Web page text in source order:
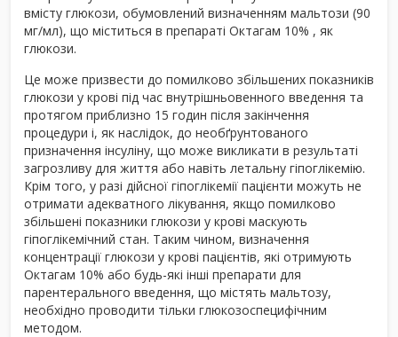
вмісту глюкози, обумовлений визначенням мальтози (90
мг/мл), що міститься в препараті Октагам 10% , як
глюкози.
Це може призвести до помилково збільшених показників
глюкози у крові під час внутрішньовенного введення та
протягом приблизно 15 годин після закінчення
процедури і, як наслідок, до необґрунтованого
призначення інсуліну, що може викликати в результаті
загрозливу для життя або навіть летальну гіпоглікемію.
Крім того, у разі дійсної гіпоглікемії пацієнти можуть не
отримати адекватного лікування, якщо помилково
збільшені показники глюкози у крові маскують
гіпоглікемічний стан. Таким чином, визначення
концентрації глюкози у крові пацієнтів, які отримують
Октагам 10% або будь-які інші препарати для
парентерального введення, що містять мальтозу,
необхідно проводити тільки глюкозоспецифічним
методом.